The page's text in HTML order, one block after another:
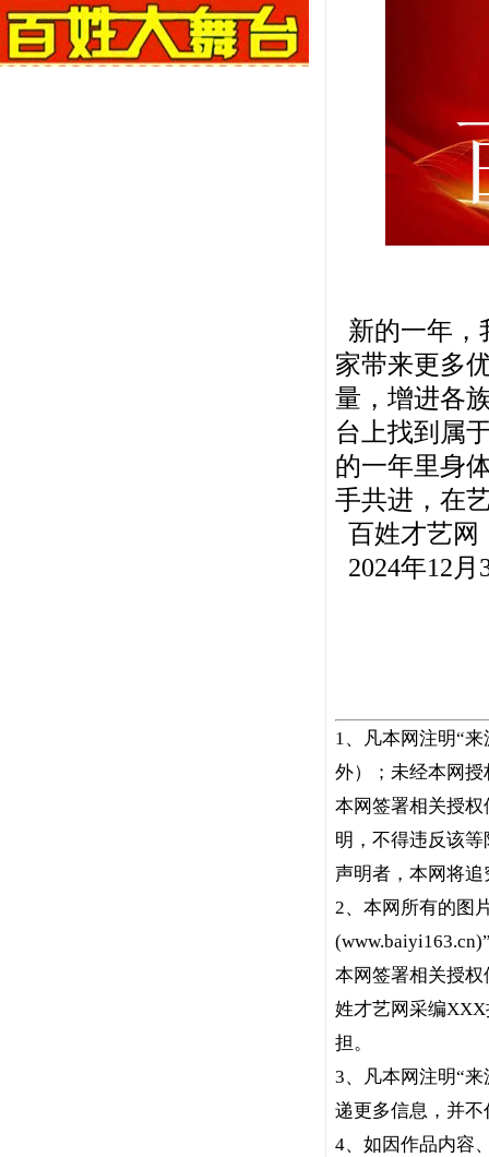
新的一年，
家带来更多
量，增进各
台上找到属
的一年里身
手共进，在
百姓才艺网
2024年12月
1、凡本网注明“
外）；未经本网
本网签署相关授
明，不得违反该
声明者，本网将
2、本网所有的图
本网签署相关授
姓才艺网采编
担。
3、凡本网注明“
递更多信息，并
4、如因作品内容